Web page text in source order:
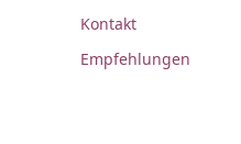
Kontakt
Empfehlungen